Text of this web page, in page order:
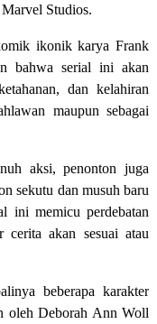
Studios.
ikonik karya Frank
bahwa serial ini akan
dan kelahiran
maupun sebagai
aksi, penonton juga
sekutu dan musuh baru
ini memicu perdebatan
cerita akan sesuai atau
beberapa karakter
oleh Deborah Ann Woll